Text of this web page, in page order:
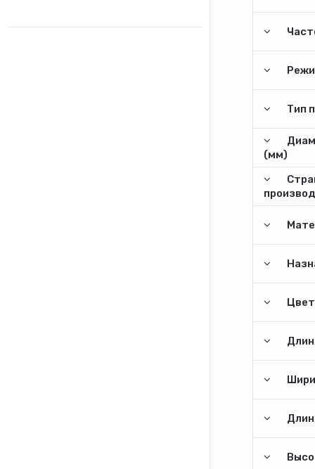
Тип
(мм)
Цвет